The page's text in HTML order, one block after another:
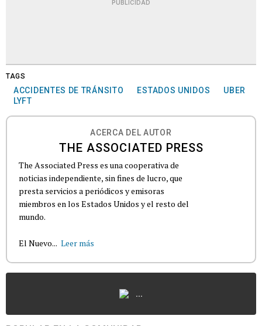
PUBLICIDAD
TAGS
ACCIDENTES DE TRÁNSITO ESTADOS UNIDOS
UBER
LYFT
ACERCA DEL AUTOR
THE ASSOCIATED PRESS
The Associated Press es una cooperativa de
noticias independiente, sin fines de lucro, que
presta servicios a periódicos y emisoras
miembros en los Estados Unidos y el resto del
mundo.
El Nuevo... Leer más
...